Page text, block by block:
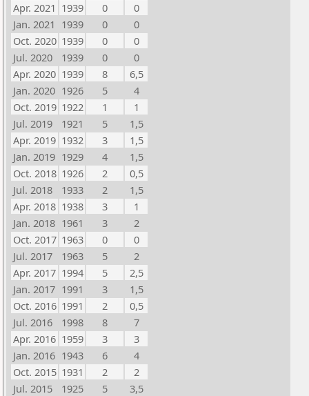
Apr. 2021 1939 0
0
Jan. 2021 1939 0
0
Oct. 2020 1939 0
0
Jul. 2020
1939 0
0
Apr. 2020 1939 8
6,5
Jan. 2020 1926 5
4
Oct. 2019 1922 1
1
Jul. 2019
1921 5
1,5
Apr. 2019 1932 3
1,5
Jan. 2019 1929 4
1,5
Oct. 2018 1926 2
0,5
Jul. 2018
1933 2
1,5
Apr. 2018 1938 3
1
Jan. 2018 1961 3
2
Oct. 2017 1963 0
0
Jul. 2017
1963 5
2
Apr. 2017 1994 5
2,5
Jan. 2017 1991 3
1,5
Oct. 2016 1991 2
0,5
Jul. 2016
1998 8
7
Apr. 2016 1959 3
3
Jan. 2016 1943 6
4
Oct. 2015 1931 2
2
Jul. 2015
1925 5
3,5